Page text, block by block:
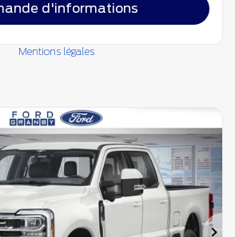
d'informations
Mentions légales